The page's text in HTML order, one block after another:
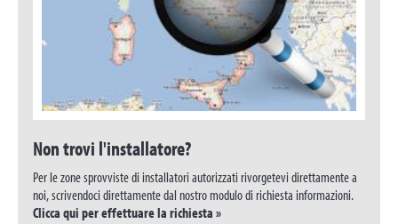
Non trovi l'installatore?
Per le zone sprovviste di installatori autorizzati rivorgetevi direttamente a
noi, scrivendoci direttamente dal nostro modulo di richiesta informazioni.
Clicca qui per effettuare la richiesta »